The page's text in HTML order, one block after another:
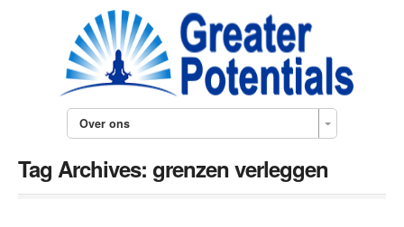
Over ons
Tag Archives: grenzen verleggen